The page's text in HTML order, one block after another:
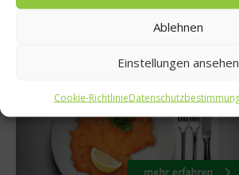
Ablehnen
Einstellungen ansehen
Cookie-Richtlinie